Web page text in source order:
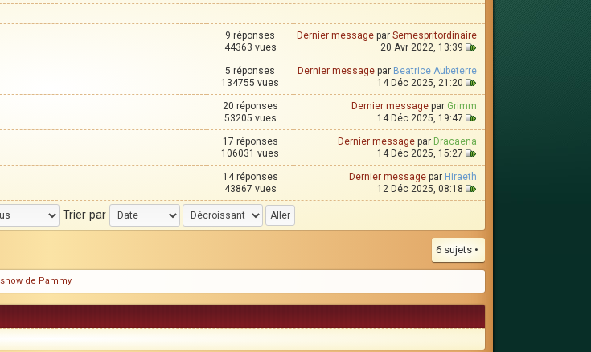
9 réponses
44363 vues
Dernier message par Semespritordinaire
20 Avr 2022, 13:39
5 réponses
134755 vues
Dernier message par Beatrice Aubeterre
14 Déc 2025, 21:20
20 réponses
53205 vues
Dernier message par Grimm
14 Déc 2025, 19:47
17 réponses
106031 vues
Dernier message par Dracaena
14 Déc 2025, 15:27
14 réponses
43867 vues
Dernier message par Hiraeth
12 Déc 2025, 08:18
Trier par
6 sujets •
de Pammy